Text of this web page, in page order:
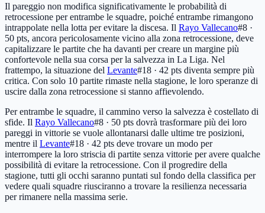
Il pareggio non modifica significativamente le probabilità di
retrocessione per entrambe le squadre, poiché entrambe rimangono
intrappolate nella lotta per evitare la discesa. Il Rayo Vallecano#8 ·
50 pts, ancora pericolosamente vicino alla zona retrocessione, deve
capitalizzare le partite che ha davanti per creare un margine più
confortevole nella sua corsa per la salvezza in La Liga. Nel
frattempo, la situazione del Levante#18 · 42 pts diventa sempre più
critica. Con solo 10 partite rimaste nella stagione, le loro speranze di
uscire dalla zona retrocessione si stanno affievolendo.
Per entrambe le squadre, il cammino verso la salvezza è costellato di
sfide. Il Rayo Vallecano#8 · 50 pts dovrà trasformare più dei loro
pareggi in vittorie se vuole allontanarsi dalle ultime tre posizioni,
mentre il Levante#18 · 42 pts deve trovare un modo per
interrompere la loro striscia di partite senza vittorie per avere qualche
possibilità di evitare la retrocessione. Con il progredire della
stagione, tutti gli occhi saranno puntati sul fondo della classifica per
vedere quali squadre riusciranno a trovare la resilienza necessaria
per rimanere nella massima serie.